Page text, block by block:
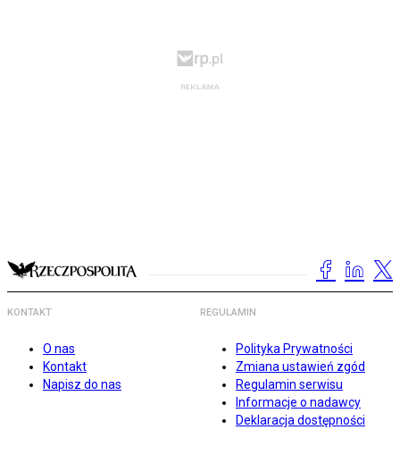
KONTAKT
O nas
Kontakt
Napisz do nas
REGULAMIN
Polityka Prywatności
Zmiana ustawień zgód
Regulamin serwisu
Informacje o nadawcy
Deklaracja dostępności